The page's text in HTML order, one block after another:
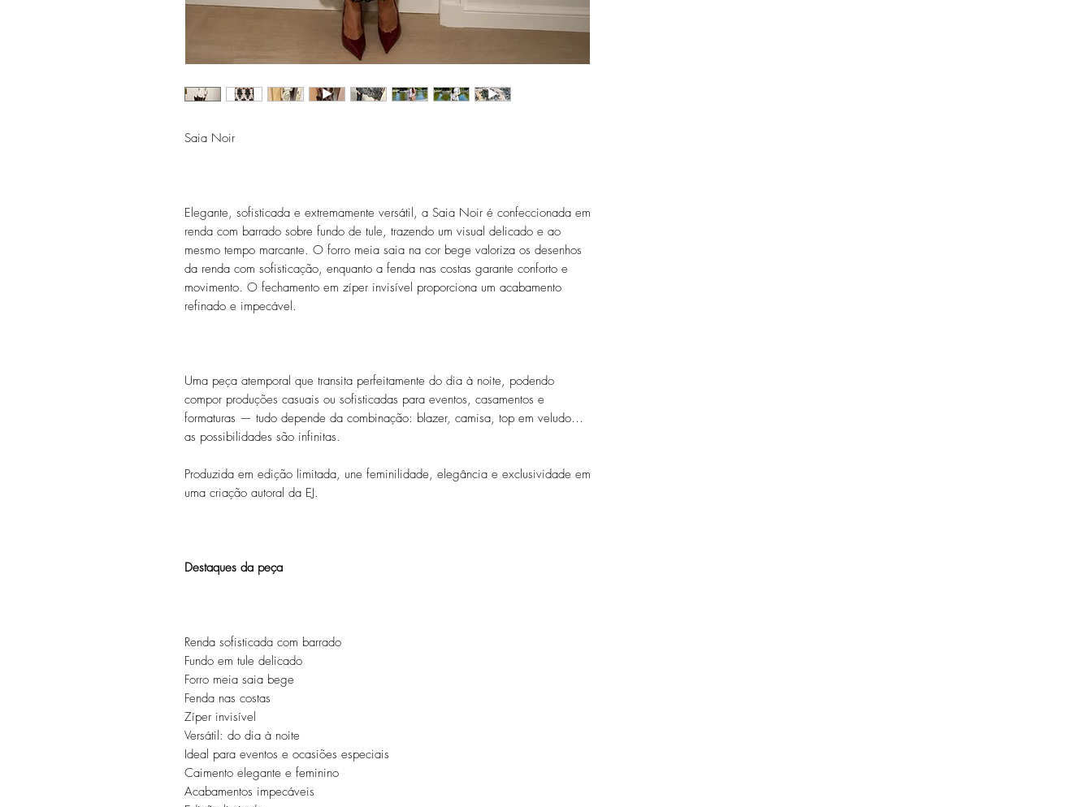
Saia Noir
Elegante, sofisticada e extremamente versátil, a Saia Noir é confeccionada em
renda com barrado sobre fundo de tule, trazendo um visual delicado e ao
mesmo tempo marcante. O forro meia saia na cor bege valoriza os desenhos
da renda com sofisticação, enquanto a fenda nas costas garante conforto e
movimento. O fechamento em zíper invisível proporciona um acabamento
refinado e impecável.
Uma peça atemporal que transita perfeitamente do dia à noite, podendo
compor produções casuais ou sofisticadas para eventos, casamentos e
formaturas — tudo depende da combinação: blazer, camisa, top em veludo…
as possibilidades são infinitas.
Produzida em edição limitada, une feminilidade, elegância e exclusividade em
uma criação autoral da EJ.
Destaques da peça
Renda sofisticada com barrado
Fundo em tule delicado
Forro meia saia bege
Fenda nas costas
Zíper invisível
Versátil: do dia à noite
Ideal para eventos e ocasiões especiais
Caimento elegante e feminino
Acabamentos impecáveis